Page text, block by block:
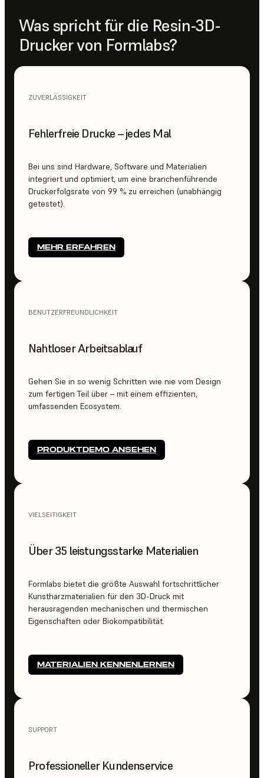
Was spricht für die Resin-3D-
Drucker von Formlabs?
ZUVERLÄSSIGKEIT
Fehlerfreie Drucke – jedes Mal
Bei uns sind Hardware, Software und Materialien
integriert und optimiert, um eine branchenführende
Druckerfolgsrate von 99 % zu erreichen (unabhängig
getestet).
MEHR ERFAHREN
BENUTZERFREUNDLICHKEIT
Nahtloser Arbeitsablauf
Gehen Sie in so wenig Schritten wie nie vom Design
zum fertigen Teil über – mit einem effizienten,
umfassenden Ecosystem.
PRODUKTDEMO ANSEHEN
VIELSEITIGKEIT
Über 35 leistungsstarke Materialien
Formlabs bietet die größte Auswahl fortschrittlicher
Kunstharzmaterialien für den 3D-Druck mit
herausragenden mechanischen und thermischen
Eigenschaften oder Biokompatibilität.
MATERIALIEN KENNENLERNEN
SUPPORT
Professioneller Kundenservice